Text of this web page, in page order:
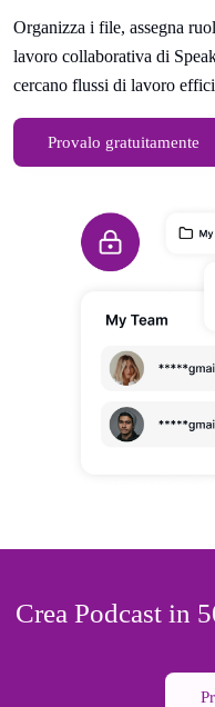
Organizza i file, assegna
lavoro collaborativa di
cercano flussi di lavoro
Provalo gratuitamente
Crea Podcast in